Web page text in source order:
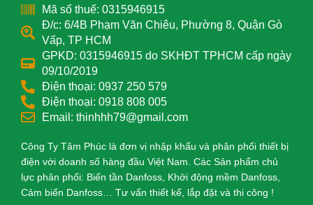
Mã số thuế: 0315946915
Đ/c: 6/4B Phạm Văn Chiêu, Phường 8, Quận Gò
Vấp, TP HCM
GPKD: 0315946915 do SKHĐT TPHCM cấp ngày
09/10/2019
Điện thoại: 0937 250 579
Điện thoại: 0918 808 005
Email: thinhhh79@gmail.com
Công Ty Tâm Phúc là đơn vị nhập khẩu và phân phối thiết bị
điện với doanh số hàng đầu Việt Nam. Các Sản phẩm chủ
lực phân phối: Biến tần Danfoss, Khởi động mềm Danfoss,
Cảm biến Danfoss… Tư vấn thiết kế, lắp đặt và thi công !